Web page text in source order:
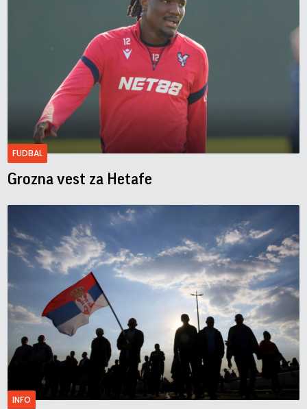
FUDBAL
Grozna vest za Hetafe
INFO